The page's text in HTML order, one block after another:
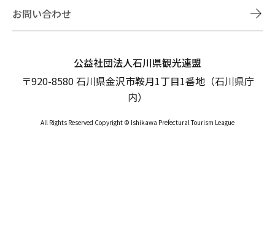
お問い合わせ
公益社団法人石川県観光連盟
〒920-8580 石川県金沢市鞍月1丁目1番地（石川県庁
内）
All Rights Reserved Copyright © Ishikawa Prefectural Tourism League